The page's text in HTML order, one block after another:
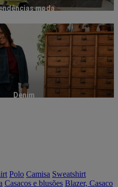
moda
Denim
Polo Camisa Sweatshirt
Casacos e blusões Blazer, Casaco